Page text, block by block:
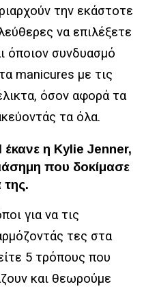
την εκάστοτε
να επιλέξετε
όποιον συνδυασμό
manicures με τις
όσον αφορά τα
τα όλα.
η Kylie Jenner,
που δοκίμασε
της.
για να τις
τες στα
5 τρόπους που
και θεωρούμε